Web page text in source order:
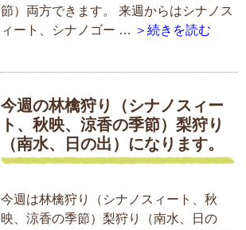
節）両方できます。 来週からはシナノス
ィート、シナノゴー … ＞続きを読む
今週の林檎狩り（シナノスィー
ト、秋映、涼香の季節）梨狩り
（南水、日の出）になります。
今週は林檎狩り（シナノスィート、秋
映、涼香の季節）梨狩り（南水、日の